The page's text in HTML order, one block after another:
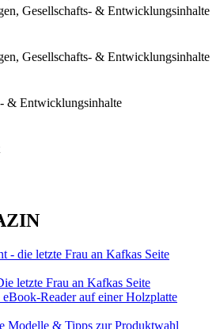
Gesellschafts- & Entwicklungsinhalte
Gesellschafts- & Entwicklungsinhalte
& Entwicklungsinhalte
letzte Frau an Kafkas Seite
Modelle & Tipps zur Produktwahl